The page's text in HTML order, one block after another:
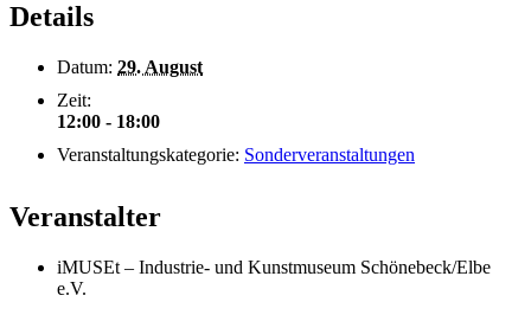
Details
Datum: 29. August
Zeit:
12:00 - 18:00
Veranstaltungskategorie: Sonderveranstaltungen
Veranstalter
iMUSEt – Industrie- und Kunstmuseum Schönebeck/Elbe
e.V.